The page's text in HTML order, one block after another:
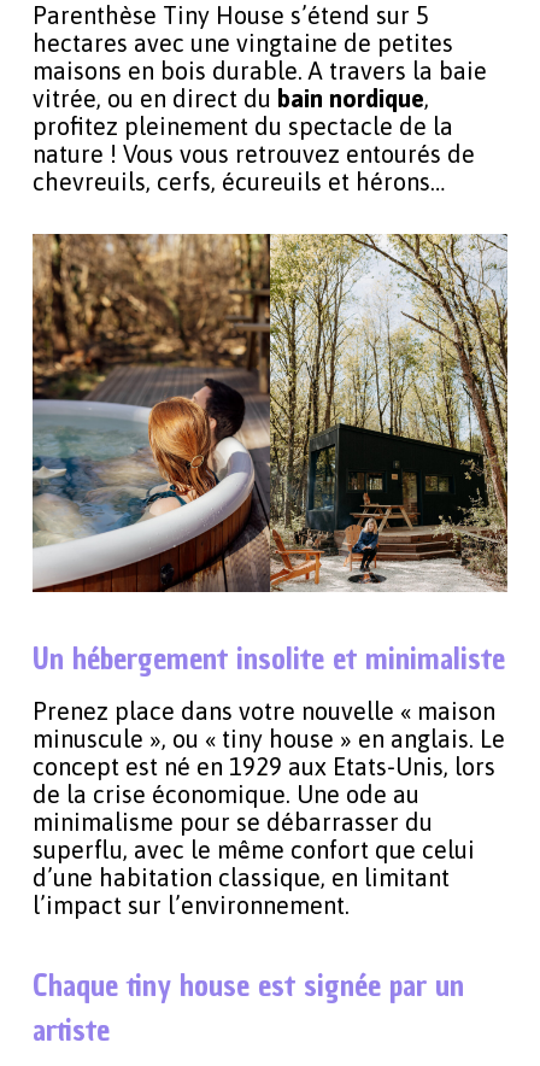
Parenthèse Tiny House s’étend sur 5
hectares avec une vingtaine de petites
maisons en bois durable. A travers la baie
vitrée, ou en direct du bain nordique,
profitez pleinement du spectacle de la
nature ! Vous vous retrouvez entourés de
chevreuils, cerfs, écureuils et hérons…
Un hébergement insolite et minimaliste
Prenez place dans votre nouvelle « maison
minuscule », ou « tiny house » en anglais. Le
concept est né en 1929 aux Etats-Unis, lors
de la crise économique. Une ode au
minimalisme pour se débarrasser du
superflu, avec le même confort que celui
d’une habitation classique, en limitant
l’impact sur l’environnement.
Chaque tiny house est signée par un
artiste